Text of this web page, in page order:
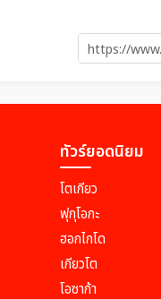
ทัวร์ยอดนิยม
โตเกียว
ฟุกุโอกะ
ฮอกไกโด
เกียวโต
โอซาก้า